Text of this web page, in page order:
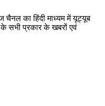
चैनल का हिंदी माध्यम में यूट्यूब
सभी प्रकार के खबरों एवं